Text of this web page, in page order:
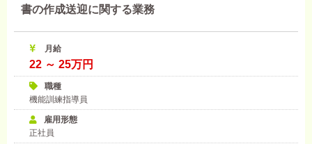
書の作成送迎に関する業務
月給
22 ～ 25万円
職種
機能訓練指導員
雇用形態
正社員